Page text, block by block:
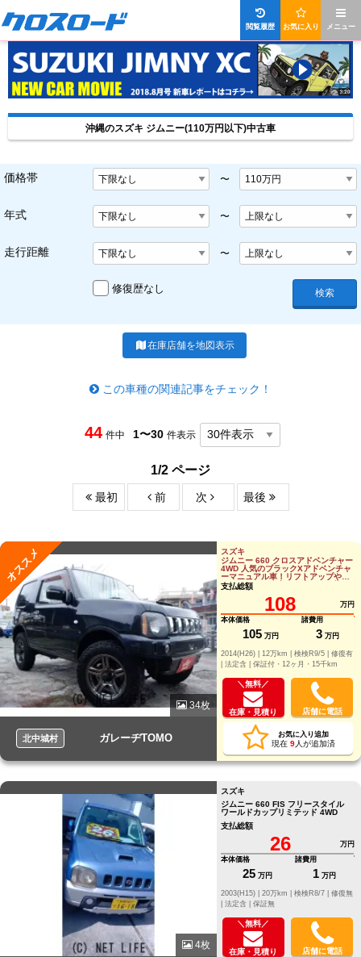
メニュー
お気に入り
閲覧履歴
沖縄のスズキ ジムニー(110万円以下)中古車
価格帯 〜
年式 〜
走行距離 〜
修復歴なし 検索
在庫店舗を地図表示
この車種の関連記事をチェック！
44 件中 1〜30 件表示
1/2 ページ
最初 前 次 最後
オススメ
34枚
北中城村 ガレーヂTOMO
スズキ
ジムニー 660 クロスアドベンチャー
4WD 人気のブラックXアドベンチャ
ーマニュアル車！リフトアップやツ
イーターなど、音にも走りにも拘っ
たジムニ
支払総額
108
万円
本体価格
105 万円
諸費用
3 万円
修復有
法定含 | 保証付・12ヶ月・15千km
＼無料／
在庫・見積り 店舗に電話
お気に入り追加
現在 9人が追加済
4枚
スズキ
ジムニー 660 FIS フリースタイル
ワールドカップリミテッド 4WD
支払総額
26
万円
本体価格
25 万円
諸費用
1 万円
修復無
法定含 | 保証無
＼無料／
在庫・見積り 店舗に電話